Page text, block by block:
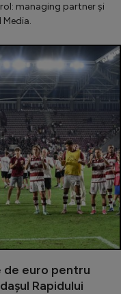
managing partner și
de euro pentru
Rapidului